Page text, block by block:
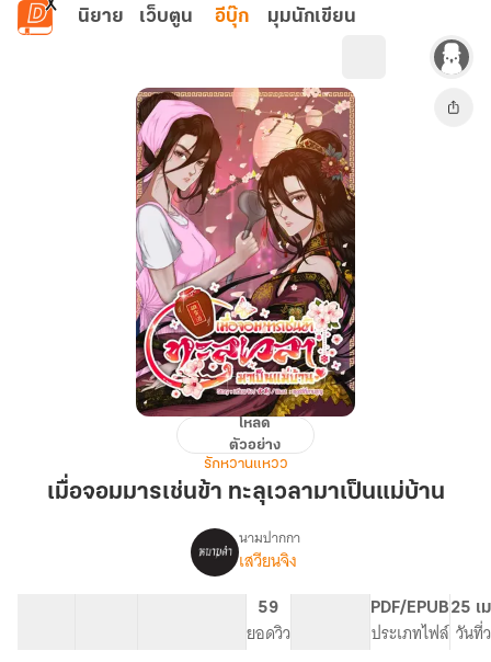
ข้ามไปยังเนื้อหาหลัก
นิยาย เว็บตูน อีบุ๊ก มุมนักเขียน
มาร
โหลด
ตัวอย่าง
รักหวานแหวว
เมื่อจอมมารเช่นข้า ทะลุเวลามาเป็นแม่บ้าน
เรื่อง
จอม
มาร
เช่น
นามปากกา
เสวียนจิง
59
ยอดวิว
PDF/EPUB
ประเภทไฟล์
25 เ
วันที่